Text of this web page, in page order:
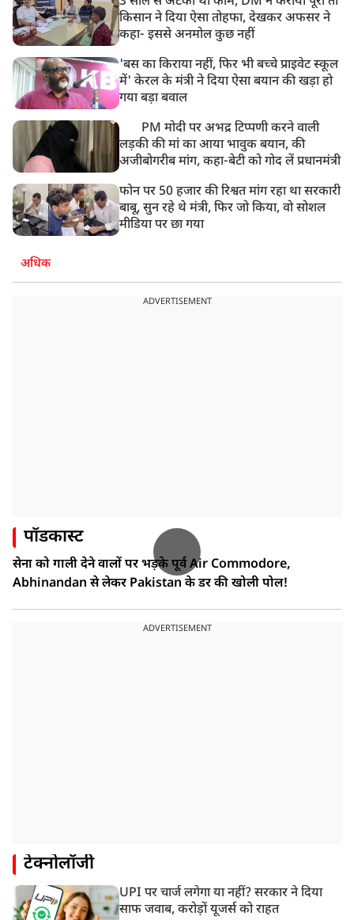
किसान ने दिया ऐसा तोहफा, देखकर अफसर ने
कहा- इससे अनमोल कुछ नहीं
'बस का किराया नहीं, फिर भी बच्चे प्राइवेट स्कूल
में' केरल के मंत्री ने दिया ऐसा बयान की खड़ा हो
गया बड़ा बवाल
PM मोदी पर अभद्र टिप्पणी करने वाली
लड़की की मां का आया भावुक बयान, की
अजीबोगरीब मांग, कहा-बेटी को गोद लें प्रधानमंत्री
फोन पर 50 हजार की रिश्वत मांग रहा था सरकारी
बाबू, सुन रहे थे मंत्री, फिर जो किया, वो सोशल
मीडिया पर छा गया
अधिक
ADVERTISEMENT
पॉडकास्ट
सेना को गाली देने वालों पर भड़के पूर्व Air Commodore,
Abhinandan से लेकर Pakistan के डर की खोली पोल!
ADVERTISEMENT
टेक्नोलॉजी
UPI पर चार्ज लगेगा या नहीं? सरकार ने दिया
साफ जवाब, करोड़ों यूजर्स को राहत